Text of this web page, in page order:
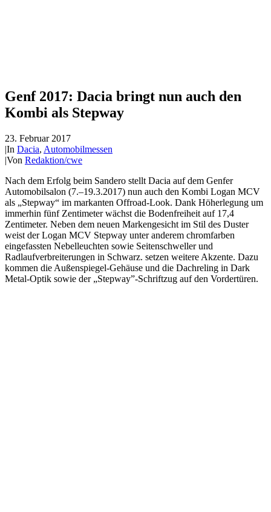
Genf 2017: Dacia bringt nun auch den
Kombi als Stepway
23. Februar 2017
|In Dacia, Automobilmessen
|Von Redaktion/cwe
Nach dem Erfolg beim Sandero stellt Dacia auf dem Genfer
Automobilsalon (7.–19.3.2017) nun auch den Kombi Logan MCV
als „Stepway“ im markanten Offroad-Look. Dank Höherlegung um
immerhin fünf Zentimeter wächst die Bodenfreiheit auf 17,4
Zentimeter. Neben dem neuen Markengesicht im Stil des Duster
weist der Logan MCV Stepway unter anderem chromfarben
eingefassten Nebelleuchten sowie Seitenschweller und
Radlaufverbreiterungen in Schwarz. setzen weitere Akzente. Dazu
kommen die Außenspiegel-Gehäuse und die Dachreling in Dark
Metal-Optik sowie der „Stepway”-Schriftzug auf den Vordertüren.